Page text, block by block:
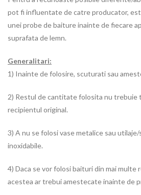
pot fi influentate de catre producator,
unei probe de baiture inainte de fiecare
suprafata de lemn.
Generalitari:
1) Inainte de folosire, scuturati sau
2) Restul de cantitate folosita nu trebuie
recipientul original.
3) A nu se folosi vase metalice sau utilaje/
inoxidabile.
4) Daca se vor folosi baituri din mai multe
acestea ar trebui amestecate inainte de